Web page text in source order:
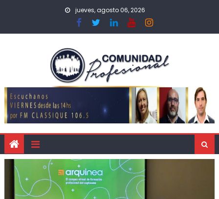
jueves, agosto 06, 2026